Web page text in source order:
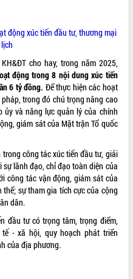
động xúc tiến đầu tư, thương mại
cho hay, trong năm 2025,
động trong 8 nội dung xúc tiến
6 tỷ đồng. Để thực hiện các hoạt
trong đó chú trọng nâng cao
ủy và năng lực quản lý của chính
giám sát của Mặt trận Tổ quốc
công tác xúc tiến đầu tư, giải
lãnh đạo, chỉ đạo toàn diện của
công tác vận động, giám sát của
sự tham gia tích cực của cộng
dân.
đầu tư có trọng tâm, trọng điểm,
- xã hội, quy hoạch phát triển
của địa phương.